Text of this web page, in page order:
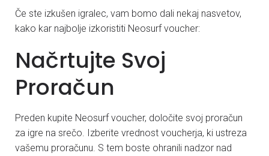
Če ste izkušen igralec, vam bomo dali nekaj nasvetov,
kako kar najbolje izkoristiti Neosurf voucher:
Načrtujte Svoj
Proračun
Preden kupite Neosurf voucher, določite svoj proračun
za igre na srečo. Izberite vrednost voucherja, ki ustreza
vašemu proračunu. S tem boste ohranili nadzor nad